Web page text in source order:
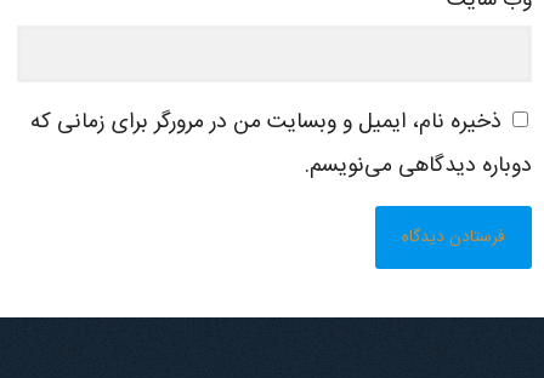
ذخیره نام، ایمیل و وبسایت من در مرورگر برای زمانی که
دوباره دیدگاهی می‌نویسم.